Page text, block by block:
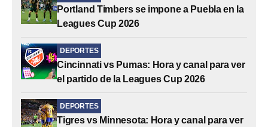
Portland Timbers se impone a Puebla en la
Leagues Cup 2026
DEPORTES
Cincinnati vs Pumas: Hora y canal para ver
el partido de la Leagues Cup 2026
DEPORTES
Tigres vs Minnesota: Hora y canal para ver